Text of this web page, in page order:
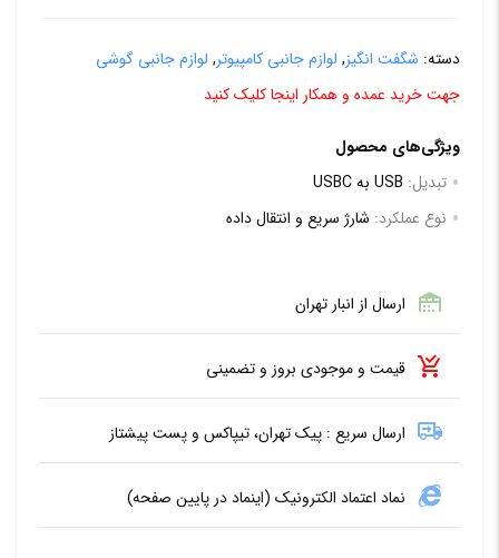
دسته: شگفت انگیز, لوازم جانبی کامپیوتر, لوازم جانبی گوشی
جهت خرید عمده و همکار اینجا کلیک کنید
ویژگی‌های محصول
تبدیل: USB به USBC
نوع عملکرد: شارژ سریع و انتقال داده
ارسال از انبار تهران
قیمت و موجودی بروز و تضمینی
ارسال سریع : پیک تهران، تیپاکس و پست پیشتاز
نماد اعتماد الکترونیک (اینماد در پایین صفحه)